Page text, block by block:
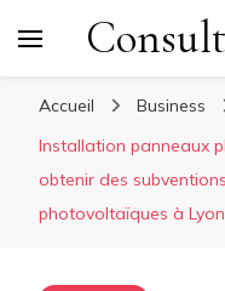
Accueil
Business
Installation panneaux
obtenir des
photovoltaïques à